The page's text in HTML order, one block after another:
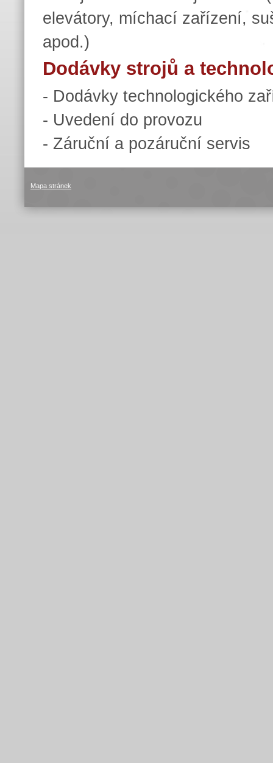
elevátory, míchací zařízení,
apod.)
Dodávky strojů a
- Dodávky technologického
- Uvedení do provozu
- Záruční a pozáruční servis
Mapa stránek